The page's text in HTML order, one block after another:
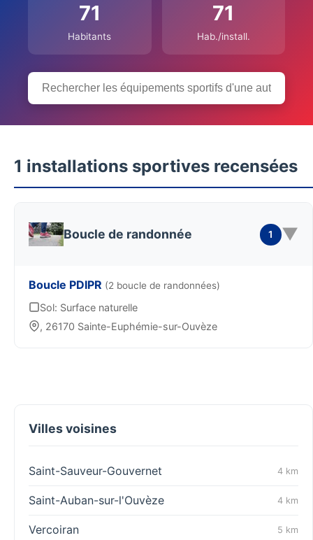
71
Habitants
71
Hab./install.
1 installations sportives recensées
Boucle de randonnée 1 ▼
Boucle PDIPR (2 boucle de randonnées)
Sol: Surface naturelle
, 26170 Sainte-Euphémie-sur-Ouvèze
Villes voisines
Saint-Sauveur-Gouvernet 4 km
Saint-Auban-sur-l'Ouvèze 4 km
Vercoiran 5 km